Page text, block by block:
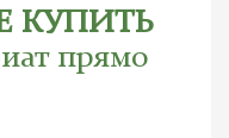
КУПИТЬ
прямо